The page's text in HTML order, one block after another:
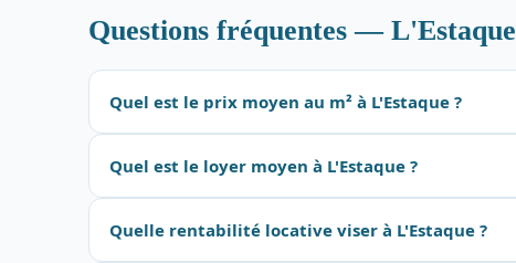
Questions fréquentes — L'Estaque
Quel est le prix moyen au m² à L'Estaque ?
Quel est le loyer moyen à L'Estaque ?
Quelle rentabilité locative viser à L'Estaque ?